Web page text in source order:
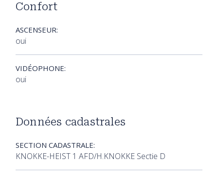
Confort
ASCENSEUR:
oui
VIDÉOPHONE:
oui
Données cadastrales
SECTION CADASTRALE:
KNOKKE-HEIST 1 AFD/H.KNOKKE Sectie D